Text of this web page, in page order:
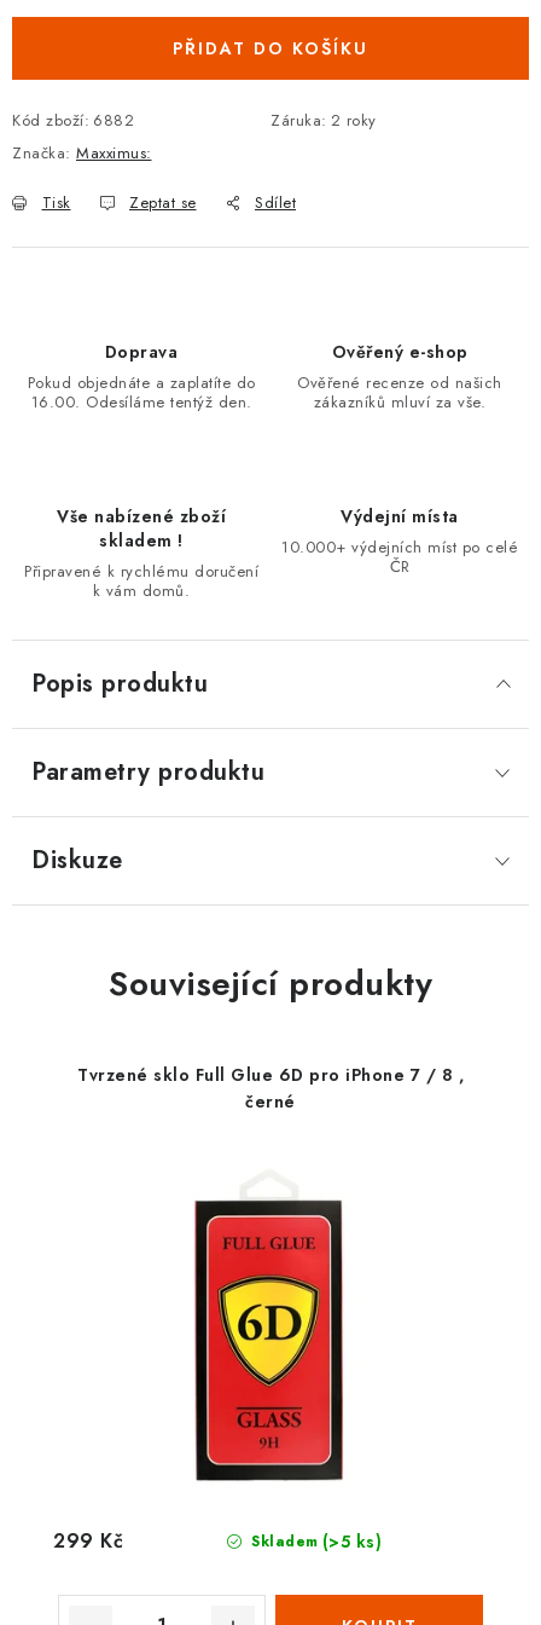
PŘIDAT DO KOŠÍKU
Kód zboží: 6882 Záruka: 2 roky
Značka: Maxximus:
Tisk Zeptat se Sdílet
Doprava
Pokud objednáte a zaplatíte do
16.00. Odesíláme tentýž den.
Ověřený e-shop
Ověřené recenze od našich
zákazníků mluví za vše.
Vše nabízené zboží
skladem !
Připravené k rychlému doručení
k vám domů.
Výdejní místa
10.000+ výdejních míst po celé
ČR
Popis produktu
Parametry produktu
Diskuze
Související produkty
Tvrzené sklo Full Glue 6D pro iPhone 7 / 8 ,
černé
Skladem (>5 ks)
299 Kč